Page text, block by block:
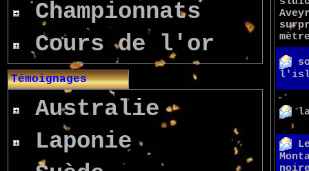
Championnats
Cours de l'or
Témoignages
Australie
Laponie